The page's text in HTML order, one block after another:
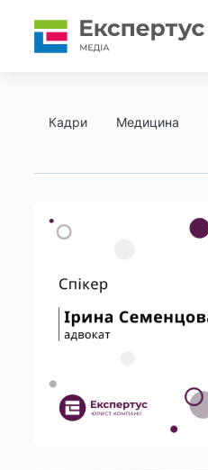
Кадри Медицина